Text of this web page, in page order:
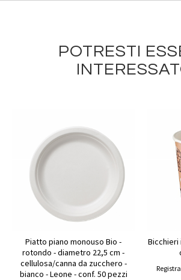
POTRESTI
Piatto piano monouso Bio -
rotondo - diametro 22,5 cm -
cellulosa/canna da zucchero -
bianco - Leone - conf. 50 pezzi
Bicchieri